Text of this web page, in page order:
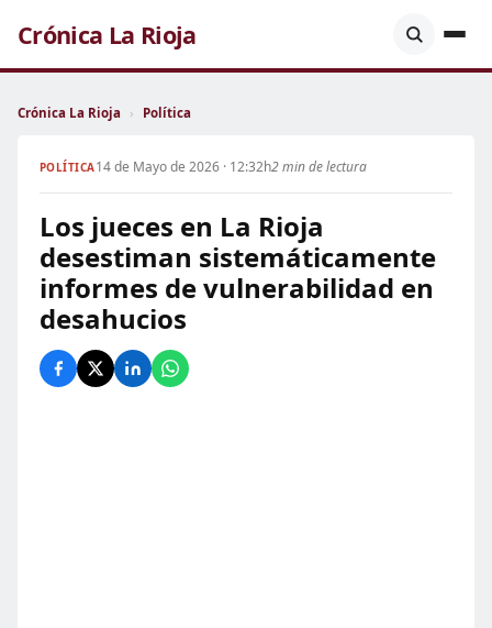
Crónica La Rioja
Crónica La Rioja › Política
POLÍTICA14 de Mayo de 2026 · 12:32h2 min de lectura
Los jueces en La Rioja
desestiman sistemáticamente
informes de vulnerabilidad en
desahucios